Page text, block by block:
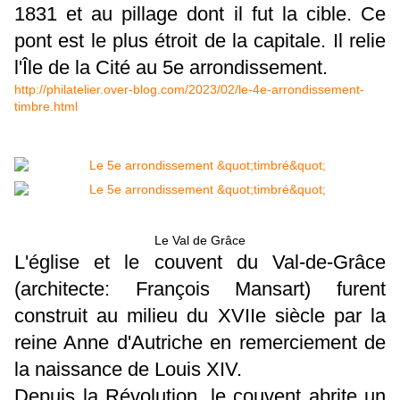
1831 et au pillage dont il fut la cible. Ce
pont est le plus étroit de la capitale. Il relie
l'Île de la Cité au 5e arrondissement.
http://philatelier.over-blog.com/2023/02/le-4e-arrondissement-
timbre.html
Le Val de Grâce
L'église et le couvent du Val-de-Grâce
(architecte: François Mansart) furent
construit au milieu du XVIIe siècle par la
reine Anne d'Autriche en remerciement de
la naissance de Louis XIV.